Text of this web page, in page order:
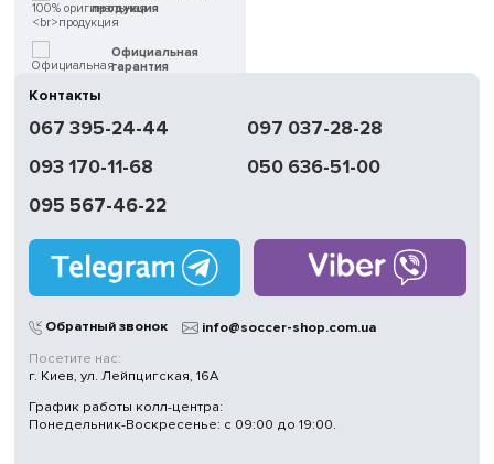
продукция
Официальная
гарантия
доставка
Обмен | Возвращение
без выходных
в Киеве
Контакты
067 395-24-44
097 037-28-28
093 170-11-68
050 636-51-00
095 567-46-22
Обратный звонок
info@soccer-shop.com.ua
Посетите нас:
г. Киев, ул. Лейпцигская, 16А
График работы колл-центра:
Понедельник-Воскресенье: с 09:00 до 19:00.